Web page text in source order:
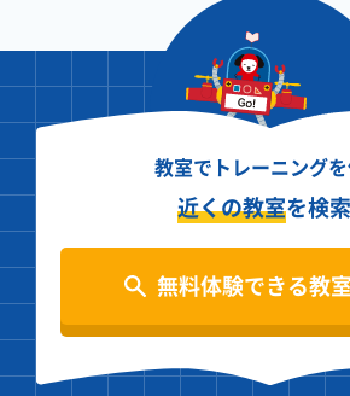
教室でトレーニング
近くの教室を検索
無料体験できる教